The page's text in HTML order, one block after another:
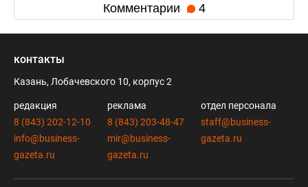
Комментарии 4
контакты
Казань, Лобачевского 10, корпус 2
редакция
8 (843) 202-12-10
info@business-
gazeta.ru
реклама
8 (843) 203-48-47
mir@business-
gazeta.ru
отдел персонала
staff@business-
gazeta.ru